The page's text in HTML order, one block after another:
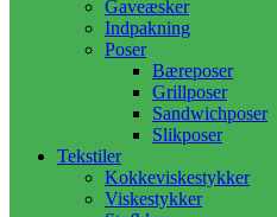
Gaveæsker
Indpakning
Poser
Bæreposer
Grillposer
Sandwichposer
Slikposer
Tekstiler
Kokkeviskestykker
Viskestykker